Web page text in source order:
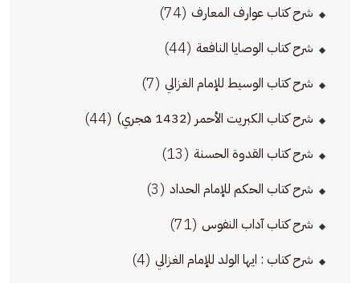
شرح كتاب عوارف المعارف (74)
شرح كتاب الوصايا النافعة (44)
شرح كتاب الوسيط للإمام الغزالي (7)
شرح كتاب الكبريت الأحمر (1432 هجري) (44)
شرح كتاب القدوة الحسنة (13)
شرح كتاب الحكم للإمام الحداد (3)
شرح كتاب آداب النفوس (71)
شرح كتاب : ايها الولد للإمام الغزالي (4)